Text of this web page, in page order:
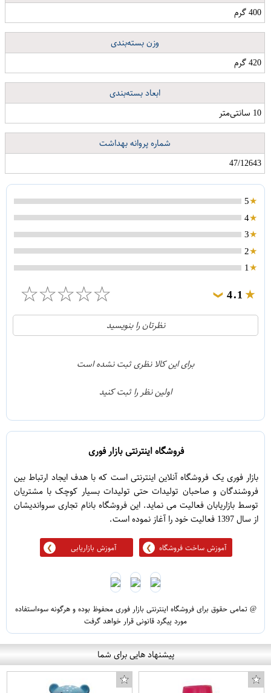
400 گرم
وزن بسته‌بندی
420 گرم
ابعاد بسته‌بندی
10 سانتی‌متر
شماره پروانه بهداشت
47/12643
5
4
3
2
1
4.1
❯
☆
☆
☆
☆
☆
21
1
نظرتان را بنویسید
برای این کالا نظری ثبت نشده است
اولین نظر را ثبت کنید
فروشگاه اینترنتی بازار فوری
بازار فوری یک فروشگاه آنلاین اینترنتی است که با هدف ایجاد ارتباط بین
فروشندگان و صاحبان تولیدات حتی تولیدات بسیار کوچک با مشتریان
توسط بازاریابان فعالیت می نماید. این فروشگاه بانام تجاری سرواندیشان
از سال 1397 فعالیت خود را آغاز نموده است.
آموزش ساخت فروشگاه آموزش بازاریابی
@ تمامی حقوق برای فروشگاه اینترنتی بازار فوری محفوظ بوده و هرگونه سوءاستفاده
مورد پیگرد قانونی قرار خواهد گرفت
پیشنهاد هایی برای شما